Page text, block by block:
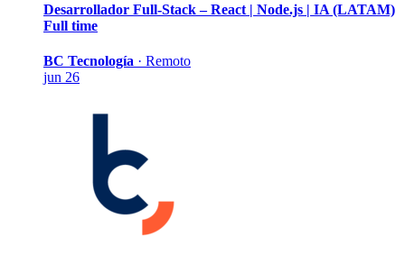
Desarrollador Full-Stack – React | Node.js | IA (LATAM)
Full time
BC Tecnología · Remoto
jun 26